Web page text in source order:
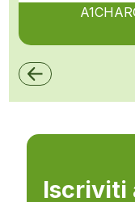
Iscriviti